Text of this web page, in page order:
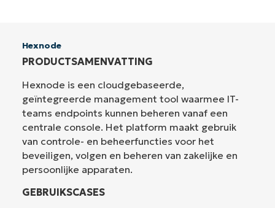
Hexnode
PRODUCTSAMENVATTING
Hexnode is een cloudgebaseerde,
geïntegreerde management tool waarmee IT-
teams endpoints kunnen beheren vanaf een
centrale console. Het platform maakt gebruik
van controle- en beheerfuncties voor het
beveiligen, volgen en beheren van zakelijke en
persoonlijke apparaten.
GEBRUIKSCASES